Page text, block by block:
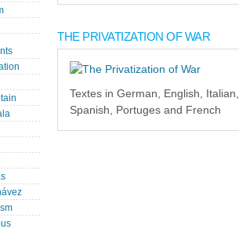
THE PRIVATIZATION OF WAR
Textes in German, English, Italian,
Spanish, Portuges and French